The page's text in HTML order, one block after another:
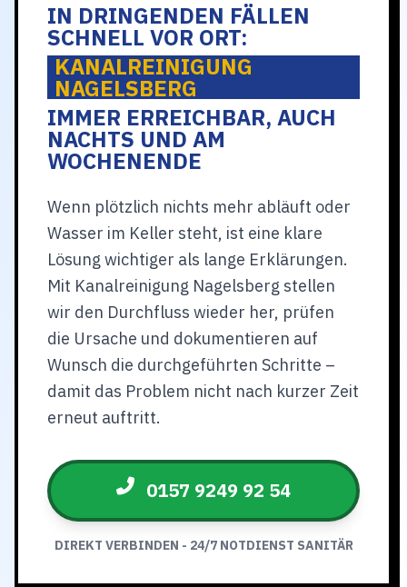
IN DRINGENDEN FÄLLEN
SCHNELL VOR ORT:
KANALREINIGUNG
NAGELSBERG
IMMER ERREICHBAR, AUCH
NACHTS UND AM
WOCHENENDE
Wenn plötzlich nichts mehr abläuft oder
Wasser im Keller steht, ist eine klare
Lösung wichtiger als lange Erklärungen.
Mit Kanalreinigung Nagelsberg stellen
wir den Durchfluss wieder her, prüfen
die Ursache und dokumentieren auf
Wunsch die durchgeführten Schritte –
damit das Problem nicht nach kurzer Zeit
erneut auftritt.
0157 9249 92 54
DIREKT VERBINDEN - 24/7 NOTDIENST SANITÄR